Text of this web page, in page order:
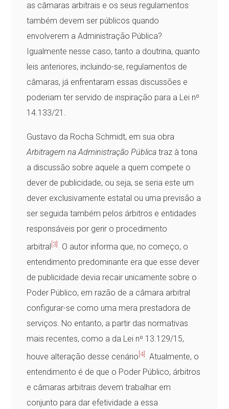
as câmaras arbitrais e os seus regulamentos
também devem ser públicos quando
envolverem a Administração Pública?
Igualmente nesse caso, tanto a doutrina, quanto
leis anteriores, incluindo-se, regulamentos de
câmaras, já enfrentaram essas discussões e
poderiam ter servido de inspiração para a Lei nº
14.133/21.
Gustavo da Rocha Schmidt, em sua obra
Arbitragem na Administração Pública traz à tona
a discussão sobre aquele a quem compete o
dever de publicidade, ou seja, se seria este um
dever exclusivamente estatal ou uma previsão a
ser seguida também pelos árbitros e entidades
responsáveis por gerir o procedimento
arbitral [3] . O autor informa que, no começo, o
entendimento predominante era que esse dever
de publicidade devia recair unicamente sobre o
Poder Público, em razão de a câmara arbitral
configurar-se como uma mera prestadora de
serviços. No entanto, a partir das normativas
mais recentes, como a da Lei nº 13.129/15,
houve alteração desse cenário [4] . Atualmente, o
entendimento é de que o Poder Público, árbitros
e câmaras arbitrais devem trabalhar em
conjunto para dar efetividade a essa